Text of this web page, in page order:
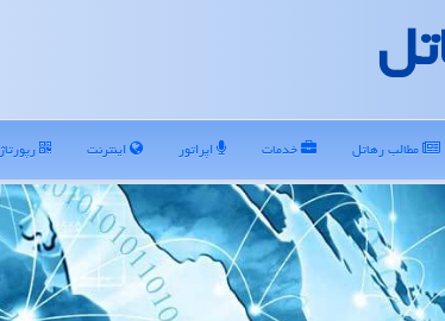
مطالب رهاتل خدمات اپراتور اینترنت رپورتاژ